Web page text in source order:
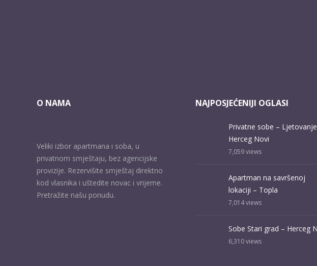
O NAMA
Veliki izbor apartmana i soba, u
privatnom smještaju, bez agencijske
provizije. Rezervišite smještaj direktno
kod vlasnika i uštedite novac i vrijeme.
Pretražite našu ponudu.
NAJPOSJEĆENIJI OGLASI
Privatne sobe –
Herceg Novi
7,059views
Apartman na savršenoj
lokaciji – Topla
7,014views
Sobe Stari grad – Herceg
6,310views